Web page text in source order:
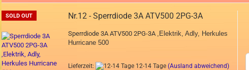
SOLD OUT Nr.12 - Sperrdiode 3A ATV500 2PG-3A
Sperrdiode 3A ATV500 2PG-3A ,Elektrik, Adly, Herkules
Hurricane 500
Lieferzeit: 12-14 Tage (Ausland abweichend)